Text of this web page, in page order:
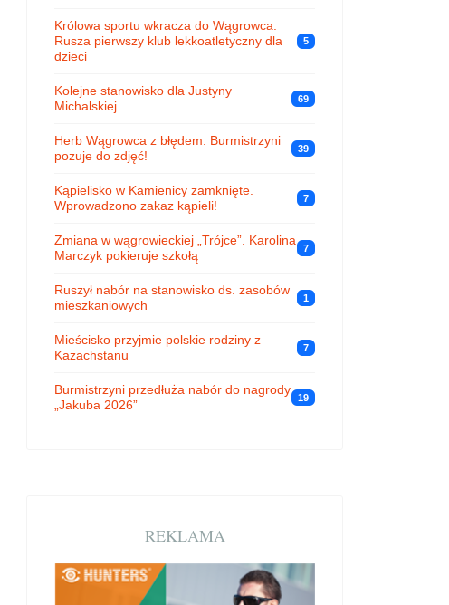
Królowa sportu wkracza do Wągrowca.
Rusza pierwszy klub lekkoatletyczny dla
dzieci
5
Kolejne stanowisko dla Justyny
Michalskiej
69
Herb Wągrowca z błędem. Burmistrzyni
pozuje do zdjęć!
39
Kąpielisko w Kamienicy zamknięte.
Wprowadzono zakaz kąpieli!
7
Zmiana w wągrowieckiej „Trójce”. Karolina
Marczyk pokieruje szkołą
7
Ruszył nabór na stanowisko ds. zasobów
mieszkaniowych
1
Mieścisko przyjmie polskie rodziny z
Kazachstanu
7
Burmistrzyni przedłuża nabór do nagrody
„Jakuba 2026”
19
REKLAMA